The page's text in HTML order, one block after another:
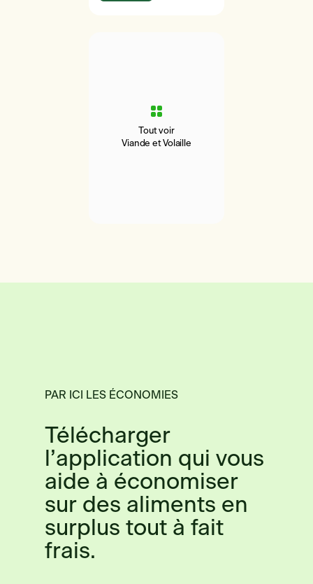
Tout voir
Viande et Volaille
PAR ICI LES ÉCONOMIES
Télécharger
l’application qui vous
aide à économiser
sur des aliments en
surplus tout à fait
frais.